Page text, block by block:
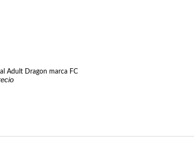
Adult Dragon marca FC